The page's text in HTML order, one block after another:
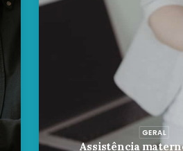
GERAL
Assistência